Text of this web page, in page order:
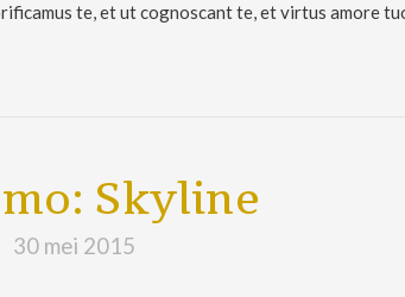
te, et ut cognoscant te, et virtus amore
Skyline
30 mei 2015